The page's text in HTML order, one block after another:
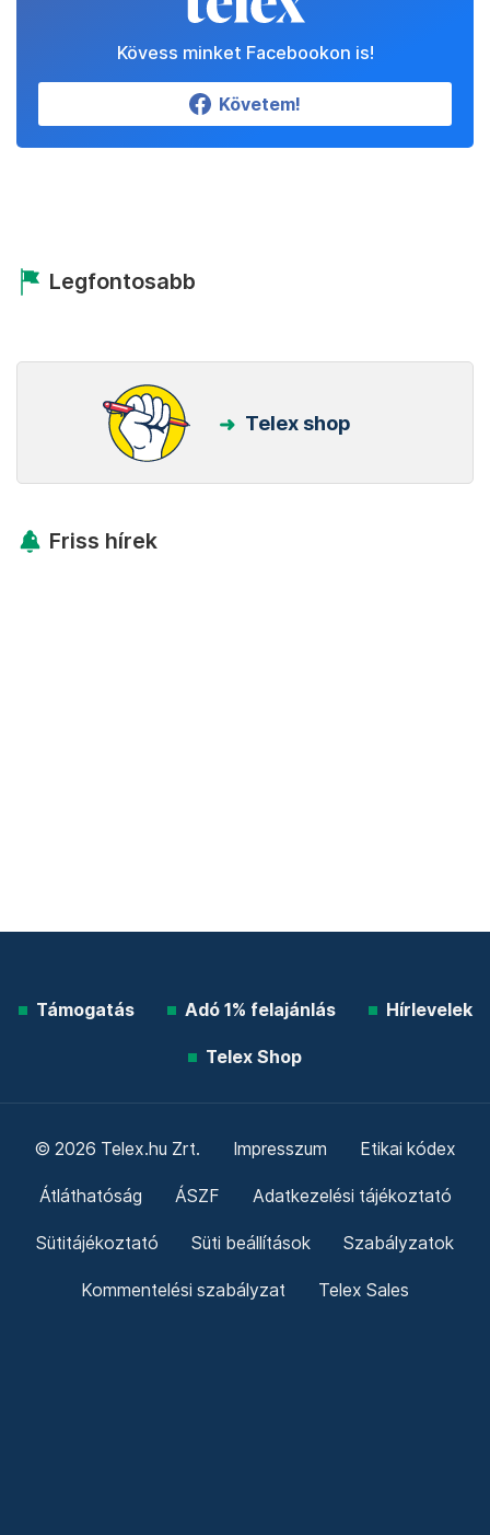
Kövess minket Facebookon is!
Követem!
Legfontosabb
Telex shop
Friss hírek
Támogatás Adó 1% felajánlás Hírlevelek
Telex Shop
© 2026 Telex.hu Zrt. Impresszum Etikai kódex
Átláthatóság ÁSZF Adatkezelési tájékoztató
Sütitájékoztató Süti beállítások Szabályzatok
Kommentelési szabályzat Telex Sales